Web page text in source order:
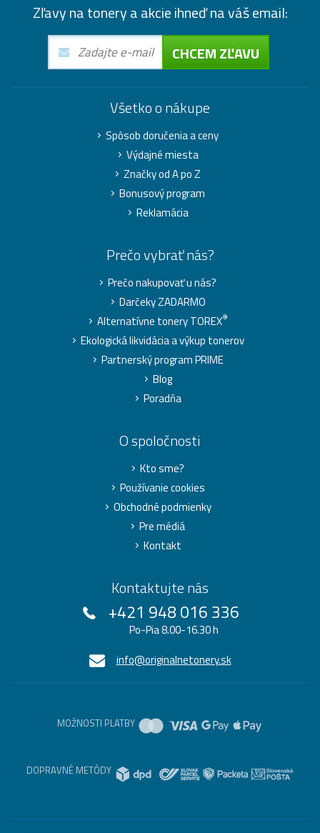
Zľavy na tonery a akcie ihneď na váš email:
CHCEM ZĽAVU
Všetko o nákupe
Spôsob doručenia a ceny
Výdajné miesta
Značky od A po Z
Bonusový program
Reklamácia
Prečo vybrať nás?
Prečo nakupovať u nás?
Darčeky ZADARMO
Alternatívne tonery TOREX®
Ekologická likvidácia a výkup tonerov
Partnerský program PRIME
Blog
Poradňa
O spoločnosti
Kto sme?
Používanie cookies
Obchodné podmienky
Pre médiá
Kontakt
Kontaktujte nás
+421 948 016 336
Po-Pia 8.00-16.30 h
info@originalnetonery.sk
MOŽNOSTI PLATBY
DOPRAVNÉ METÓDY